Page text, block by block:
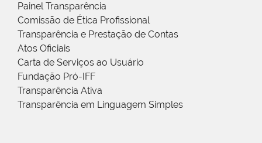
Painel Transparência
Comissão de Ética Profissional
Transparência e Prestação de Contas
Atos Oficiais
Carta de Serviços ao Usuário
Fundação Pró-IFF
Transparência Ativa
Transparência em Linguagem Simples